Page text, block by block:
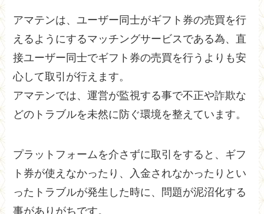
アマテンは、ユーザー同士がギフト券の売買を行
えるようにするマッチングサービスである為、直
接ユーザー同士でギフト券の売買を行うよりも安
心して取引が行えます。
アマテンでは、運営が監視する事で不正や詐欺な
どのトラブルを未然に防ぐ環境を整えています。
プラットフォームを介さずに取引をすると、ギフ
ト券が使えなかったり、入金されなかったりとい
ったトラブルが発生した時に、問題が泥沼化する
事がありがちです。